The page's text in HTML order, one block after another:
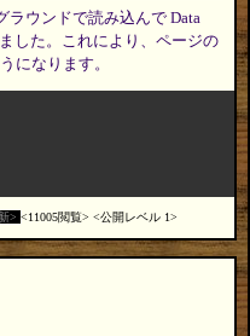
ラウンドで読み込んで Data
した。これにより、ページの
になります。
11005閲覧 公開レベル 1